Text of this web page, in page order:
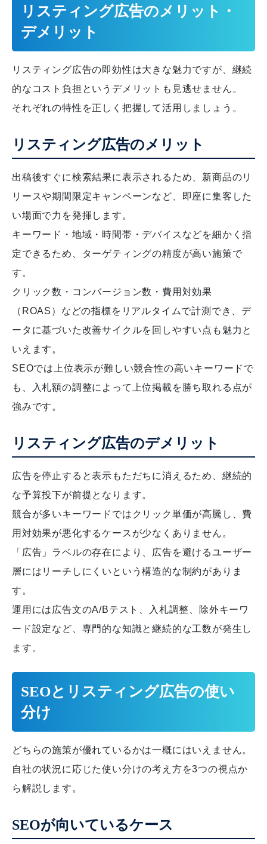
リスティング広告のメリット・
デメリット
リスティング広告の即効性は大きな魅力ですが、継続
的なコスト負担というデメリットも見逃せません。
それぞれの特性を正しく把握して活用しましょう。
リスティング広告のメリット
出稿後すぐに検索結果に表示されるため、新商品のリ
リースや期間限定キャンペーンなど、即座に集客した
い場面で力を発揮します。
キーワード・地域・時間帯・デバイスなどを細かく指
定できるため、ターゲティングの精度が高い施策で
す。
クリック数・コンバージョン数・費用対効果
（ROAS）などの指標をリアルタイムで計測でき、デ
ータに基づいた改善サイクルを回しやすい点も魅力と
いえます。
SEOでは上位表示が難しい競合性の高いキーワードで
も、入札額の調整によって上位掲載を勝ち取れる点が
強みです。
リスティング広告のデメリット
広告を停止すると表示もただちに消えるため、継続的
な予算投下が前提となります。
競合が多いキーワードではクリック単価が高騰し、費
用対効果が悪化するケースが少なくありません。
「広告」ラベルの存在により、広告を避けるユーザー
層にはリーチしにくいという構造的な制約がありま
す。
運用には広告文のA/Bテスト、入札調整、除外キーワ
ード設定など、専門的な知識と継続的な工数が発生し
ます。
SEOとリスティング広告の使い
分け
どちらの施策が優れているかは一概にはいえません。
自社の状況に応じた使い分けの考え方を3つの視点か
ら解説します。
SEOが向いているケース